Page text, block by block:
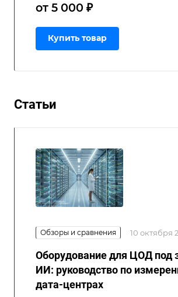
от 5 000 ₽
Купить товар
Статьи
Обзоры и сравнения 10 октября
Оборудование для ЦОД под
ИИ: руководство по
дата-центрах